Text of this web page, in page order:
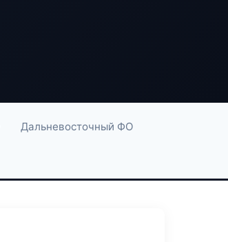
Дальневосточный ФО